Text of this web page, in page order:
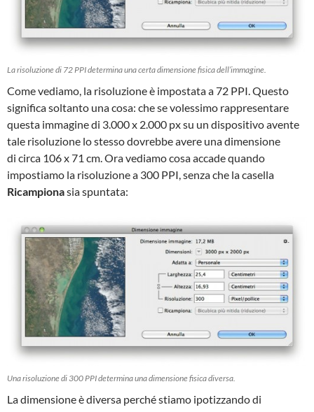
La risoluzione di 72 PPI determina una certa dimensione fisica dell’immagine.
Come vediamo, la risoluzione è impostata a 72 PPI. Questo
significa soltanto una cosa: che se volessimo rappresentare
questa immagine di 3.000 x 2.000 px su un dispositivo avente
tale risoluzione lo stesso dovrebbe avere una dimensione
di circa 106 x 71 cm. Ora vediamo cosa accade quando
impostiamo la risoluzione a 300 PPI, senza che la casella
Ricampionasia spuntata:
Una risoluzione di 300 PPI determina una dimensione fisica diversa.
La dimensione è diversa perché stiamo ipotizzando di